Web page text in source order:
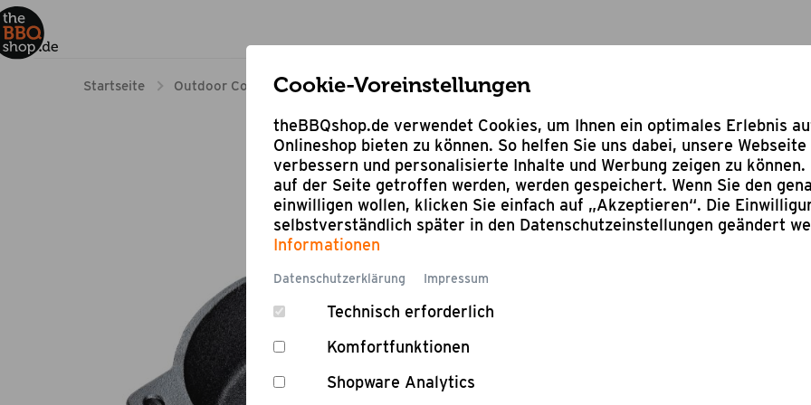
Startseite Outdoor Cooking Gusseisen-Pfanne
Bewertung
Cookie-Voreinstellungen
theBBQshop.de verwendet Cookies, um Ihnen ein optimales Erlebnis
Onlineshop bieten zu können. So helfen Sie uns dabei, unsere
verbessern und personalisierte Inhalte und Werbung zeigen zu
auf der Seite getroffen werden, werden gespeichert. Wenn Sie den
einwilligen wollen, klicken Sie einfach auf „Akzeptieren“. Die
selbstverständlich später in den Datenschutzeinstellungen geändert
Informationen
Datenschutzerklärung Impressum
Technisch erforderlich
Komfortfunktionen
Shopware Analytics